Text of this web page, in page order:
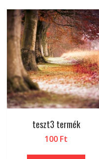
teszt3 termék
100 Ft